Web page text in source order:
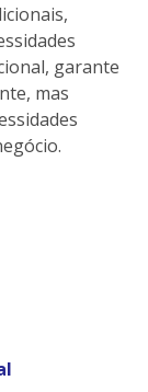
garante
mas